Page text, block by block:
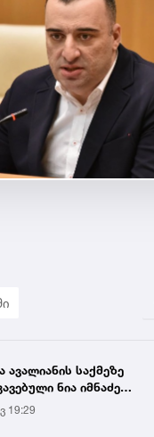
კუპატაძის პირველი
ნია იმნაძის
შემდეგ
19:20